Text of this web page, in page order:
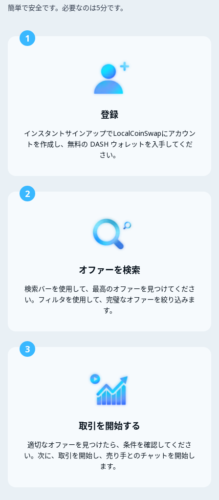
簡単で安全です。必要なのは5分です。
1
登録
インスタントサインアップでLocalCoinSwapにアカウン
トを作成し、無料の DASH ウォレットを入手してくだ
さい。
2
オファーを検索
検索バーを使用して、最高のオファーを見つけてくださ
い。フィルタを使用して、完璧なオファーを絞り込みま
す。
3
取引を開始する
適切なオファーを見つけたら、条件を確認してくださ
い。次に、取引を開始し、売り手とのチャットを開始し
ます。